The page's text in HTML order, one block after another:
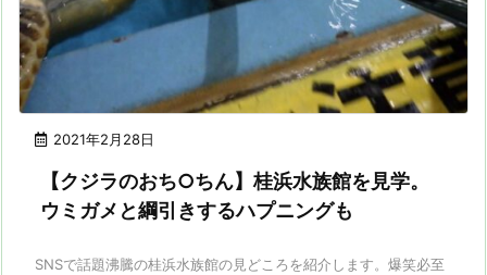
2021年2月28日
【クジラのおち○ちん】桂浜水族館を見学。
ウミガメと綱引きするハプニングも
SNSで話題沸騰の桂浜水族館の見どころを紹介します。爆笑必至